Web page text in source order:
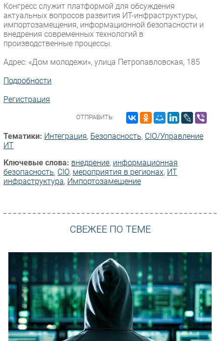
РАЗДЕЛЫ
Новости
Аналитика
Мероприятия
Проекты
IT класс
Конгресс служит платформой для обсуждения
актуальных вопросов развития ИТ-инфраструктуры,
импортозамещения, информационной безопасности и
внедрения современных технологий в
производственные процессы.
Адрес: «Дом молодежи», улица Петропавловская, 185
Подробности
Регистрация
ОТПРАВИТЬ:
Тематики: Интеграция, Безопасность, CIO/Управление
ИТ
Ключевые слова: внедрение, информационная
безопасность, CIO, мероприятия в регионах, ИТ
инфраструктура, Импорто­замещение
СВЕЖЕЕ ПО ТЕМЕ